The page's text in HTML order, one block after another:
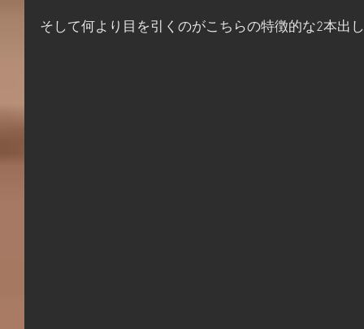
そして何より目を引くのがこちらの特徴的な2本出